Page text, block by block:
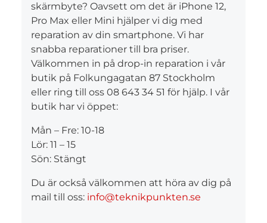
skärmbyte? Oavsett om det är iPhone 12,
Pro Max eller Mini hjälper vi dig med
reparation av din smartphone. Vi har
snabba reparationer till bra priser.
Välkommen in på drop-in reparation i vår
butik på Folkungagatan 87 Stockholm
eller ring till oss 08 643 34 51 för hjälp. I vår
butik har vi öppet:
Mån – Fre: 10-18
Lör: 11 – 15
Sön: Stängt
Du är också välkommen att höra av dig på
mail till oss: info@teknikpunkten.se